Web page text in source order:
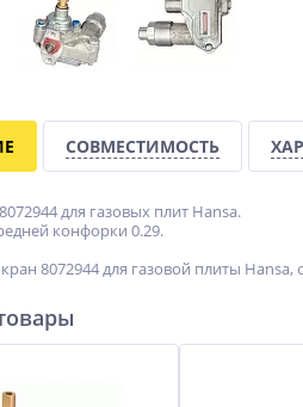
СОВМЕСТИМОСТЬ
для газовых плит Hansa.
конфорки 0.29.
8072944 для газовой плиты